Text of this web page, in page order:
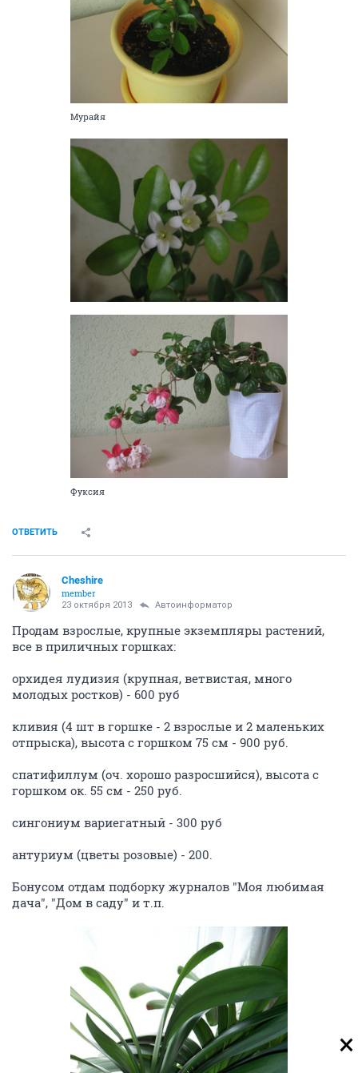
Мурайя
Фуксия
ОТВЕТИТЬ
Cheshire
member
23 октября 2013 Автоинформатор
Продам взрослые, крупные экземпляры растений,
все в приличных горшках:
орхидея лудизия (крупная, ветвистая, много
молодых ростков) - 600 руб
кливия (4 шт в горшке - 2 взрослые и 2 маленьких
отпрыска), высота с горшком 75 см - 900 руб.
спатифиллум (оч. хорошо разросшийся), высота с
горшком ок. 55 см - 250 руб.
сингониум вариегатный - 300 руб
антуриум (цветы розовые) - 200.
Бонусом отдам подборку журналов "Моя любимая
дача", "Дом в саду" и т.п.